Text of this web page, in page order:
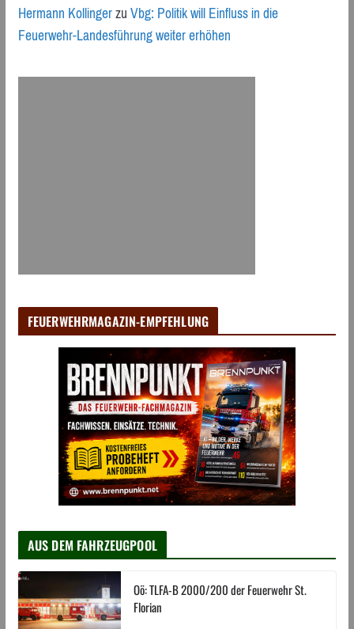
Hermann KollingerzuVbg: Politik will Einfluss in die
Feuerwehr-Landesführung weiter erhöhen
FEUERWEHRMAGAZIN-EMPFEHLUNG
AUS DEM FAHRZEUGPOOL
Oö: TLFA-B 2000/200 der Feuerwehr St.
Florian